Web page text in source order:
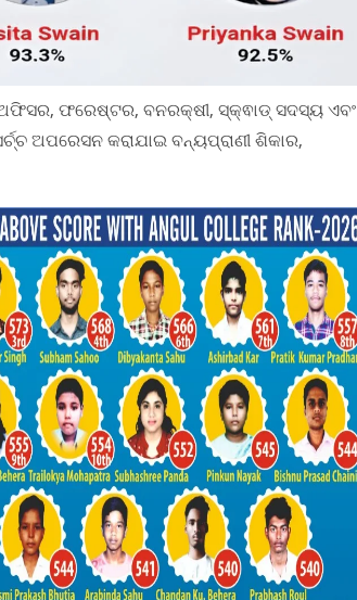
ଫରେଷ୍ଟର, ବନରକ୍ଷୀ, ସ୍କ୍ଵାଡ୍ ସଦସ୍ୟ ଏବଂ
ଅପରେସନ କରାଯାଇ ବନ୍ୟପ୍ରାଣୀ ଶିକାର,